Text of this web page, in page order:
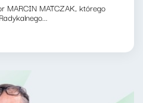
MARCIN MATCZAK, którego